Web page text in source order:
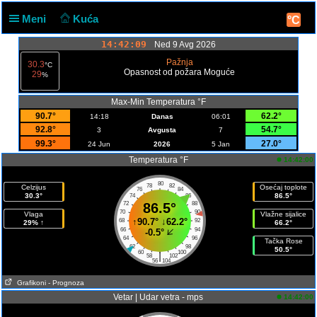
Meni Kuća °C
14:42:09
Ned 9 Avg 2026
30.3°C
29%
Pažnja
Opasnost od požara Moguće
Max-Min Temperatura °F
90.7°
14:18 Danas 06:01
62.2°
92.8°
3 Avgusta 7
54.7°
99.3°
24 Jun 2026 5 Jan
27.0°
Temperatura °F
14:42:00
Celzijus
30.3°
Vlaga
29% ↑
80
78 82
76
84
74
86
72
88
70
90
68
92
66
94
64
96
62
98
60
100
58 102
|
56 104
86.5°
↑90.7°↓62.2°
-0.5°
Osećaj toplote
86.5°
Vlažne sijalice
66.2°
Tačka Rose
50.5°
Grafikoni - Prognoza
Vetar | Udar vetra - mps 14:42:00